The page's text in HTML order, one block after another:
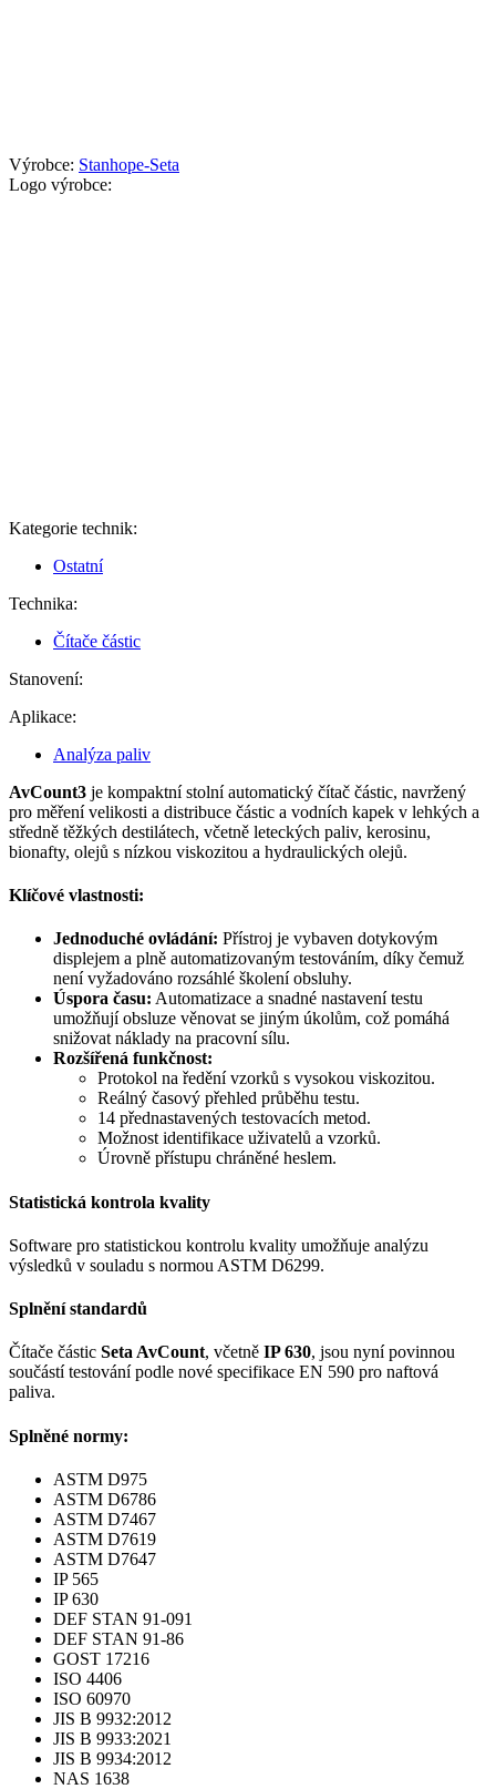
Výrobce: Stanhope-Seta
Logo výrobce:
Kategorie technik:
Ostatní
Technika:
Čítače částic
Stanovení:
Aplikace:
Analýza paliv
AvCount3 je kompaktní stolní automatický čítač částic, navržený
pro měření velikosti a distribuce částic a vodních kapek v lehkých a
středně těžkých destilátech, včetně leteckých paliv, kerosinu,
bionafty, olejů s nízkou viskozitou a hydraulických olejů.
Klíčové vlastnosti:
Jednoduché ovládání: Přístroj je vybaven dotykovým
displejem a plně automatizovaným testováním, díky čemuž
není vyžadováno rozsáhlé školení obsluhy.
Úspora času: Automatizace a snadné nastavení testu
umožňují obsluze věnovat se jiným úkolům, což pomáhá
snižovat náklady na pracovní sílu.
Rozšířená funkčnost:
Protokol na ředění vzorků s vysokou viskozitou.
Reálný časový přehled průběhu testu.
14 přednastavených testovacích metod.
Možnost identifikace uživatelů a vzorků.
Úrovně přístupu chráněné heslem.
Statistická kontrola kvality
Software pro statistickou kontrolu kvality umožňuje analýzu
výsledků v souladu s normou ASTM D6299.
Splnění standardů
Čítače částic Seta AvCount, včetně IP 630, jsou nyní povinnou
součástí testování podle nové specifikace EN 590 pro naftová
paliva.
Splněné normy:
ASTM D975
ASTM D6786
ASTM D7467
ASTM D7619
ASTM D7647
IP 565
IP 630
DEF STAN 91-091
DEF STAN 91-86
GOST 17216
ISO 4406
ISO 60970
JIS B 9932:2012
JIS B 9933:2021
JIS B 9934:2012
NAS 1638